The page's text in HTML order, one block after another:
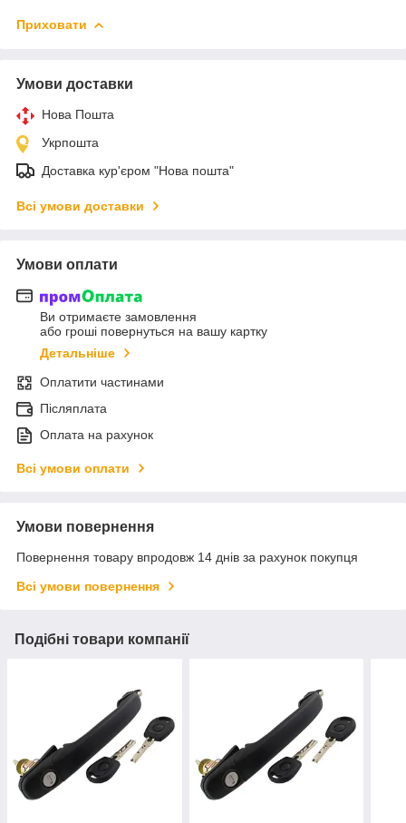
Приховати
Умови доставки
Нова Пошта
Укрпошта
Доставка кур'єром "Нова пошта"
Всі умови доставки
Умови оплати
Ви отримаєте замовлення
або гроші повернуться на вашу картку
Детальніше
Оплатити частинами
Післяплата
Оплата на рахунок
Всі умови оплати
Умови повернення
Повернення товару впродовж 14 днів за рахунок покупця
Всі умови повернення
Подібні товари компанії